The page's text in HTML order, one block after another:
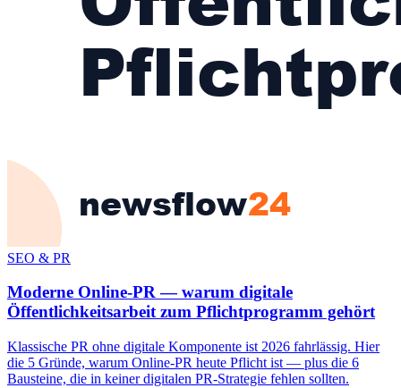
SEO & PR
Moderne Online-PR — warum digitale
Öffentlichkeitsarbeit zum Pflichtprogramm gehört
Klassische PR ohne digitale Komponente ist 2026 fahrlässig. Hier
die 5 Gründe, warum Online-PR heute Pflicht ist — plus die 6
Bausteine, die in keiner digitalen PR-Strategie fehlen sollten.